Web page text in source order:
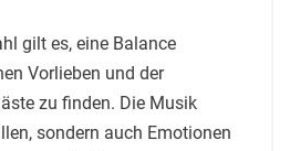
gilt es, eine Balance
Vorlieben und der
zu finden. Die Musik
sondern auch Emotionen